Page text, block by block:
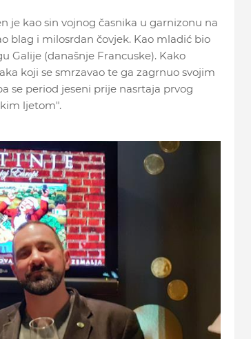
je kao sin vojnog časnika u garnizonu na
blag i milosrdan čovjek. Kao mladić bio
Galije (današnje Francuske). Kako
koji se smrzavao te ga zagrnuo svojim
se period jeseni prije nasrtaja prvog
ljetom".